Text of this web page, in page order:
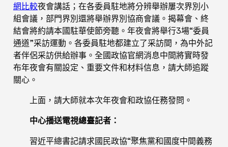
網比較夜會講話；在各委員駐地將分辨舉辦屢次界別小
組會議，部門界別還將舉辦界別協商會議。揭幕會、終
結會將約請本國駐華使節旁聽。年夜會將舉行3場“委員
通道”采訪運動。各委員駐地都建立了采訪間，為中外記
者伴侶采訪供給辦事。全國政協官網消息中間將實時發
布年夜會有關設定、重要文件和材料信息，請大師追蹤
關心。
上面，請大師就本次年夜會和政協任務發問。
中心播送電視總臺記者：
習近平總書記請求國民政協“聚焦黨和國度中間義務